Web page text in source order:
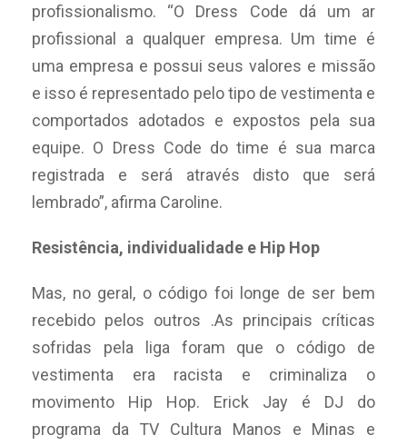
profissionalismo. “O Dress Code dá um ar
profissional a qualquer empresa. Um time é
uma empresa e possui seus valores e missão
e isso é representado pelo tipo de vestimenta e
comportados adotados e expostos pela sua
equipe. O Dress Code do time é sua marca
registrada e será através disto que será
lembrado”, afirma Caroline.
Resistência, individualidade e Hip Hop
Mas, no geral, o código foi longe de ser bem
recebido pelos outros .As principais críticas
sofridas pela liga foram que o código de
vestimenta era racista e criminaliza o
movimento Hip Hop. Erick Jay é DJ do
programa da TV Cultura Manos e Minas e